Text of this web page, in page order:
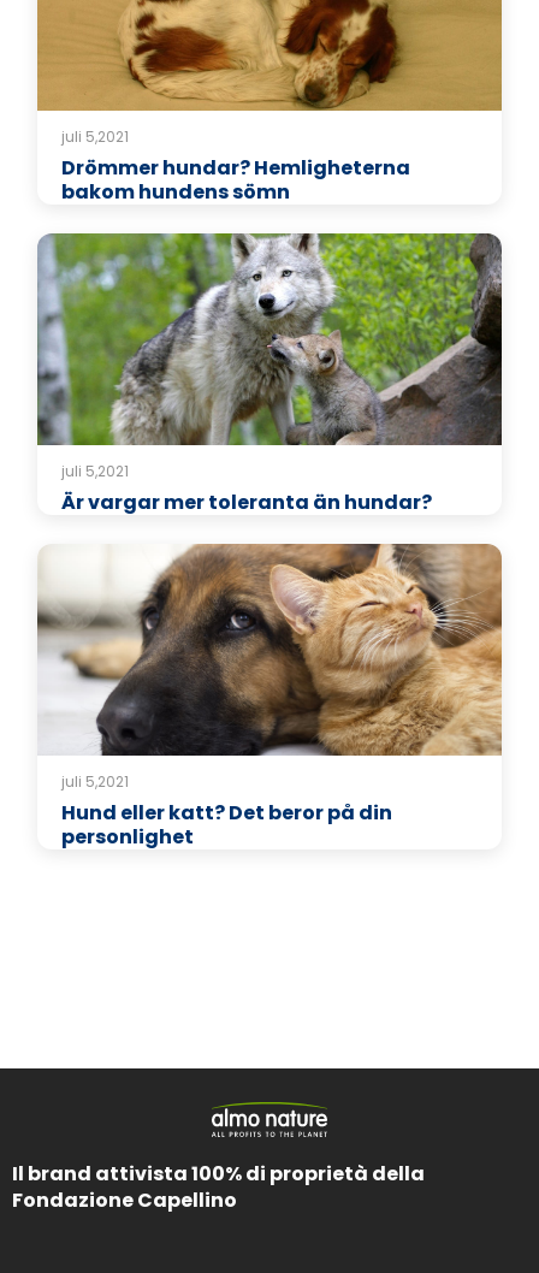
juli 5,2021
Drömmer hundar? Hemligheterna
bakom hundens sömn
juli 5,2021
Är vargar mer toleranta än hundar?
juli 5,2021
Hund eller katt? Det beror på din
personlighet
Il brand attivista 100% di proprietà della
Fondazione Capellino